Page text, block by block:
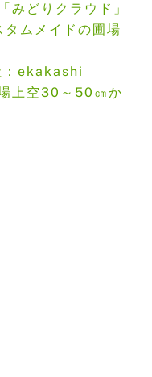
みどりクラウド」
ムメイドの圃場
：ekakashi
上空30～50㎝か